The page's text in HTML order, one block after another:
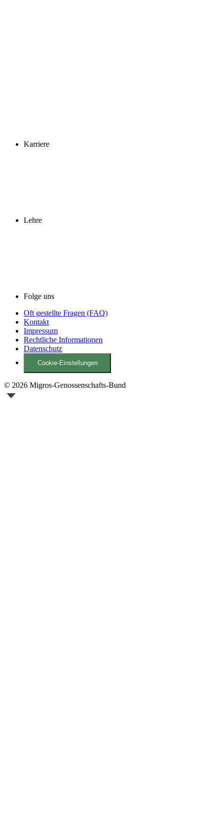
Karriere
Lehre
Folge uns
Oft gestellte Fragen (FAQ)
Kontakt
Impressum
Rechtliche Informationen
Datenschutz
Cookie-Einstellungen
© 2026 Migros-Genossenschafts-Bund